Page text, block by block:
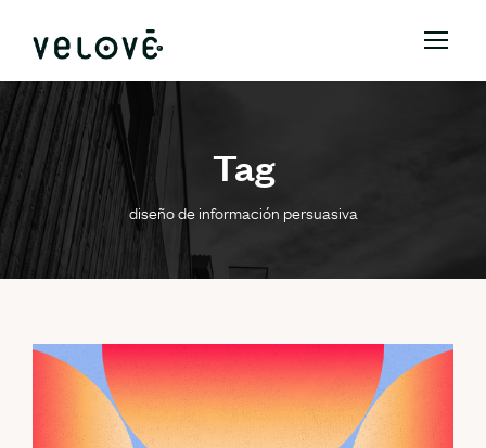
Tag
diseño de información persuasiva